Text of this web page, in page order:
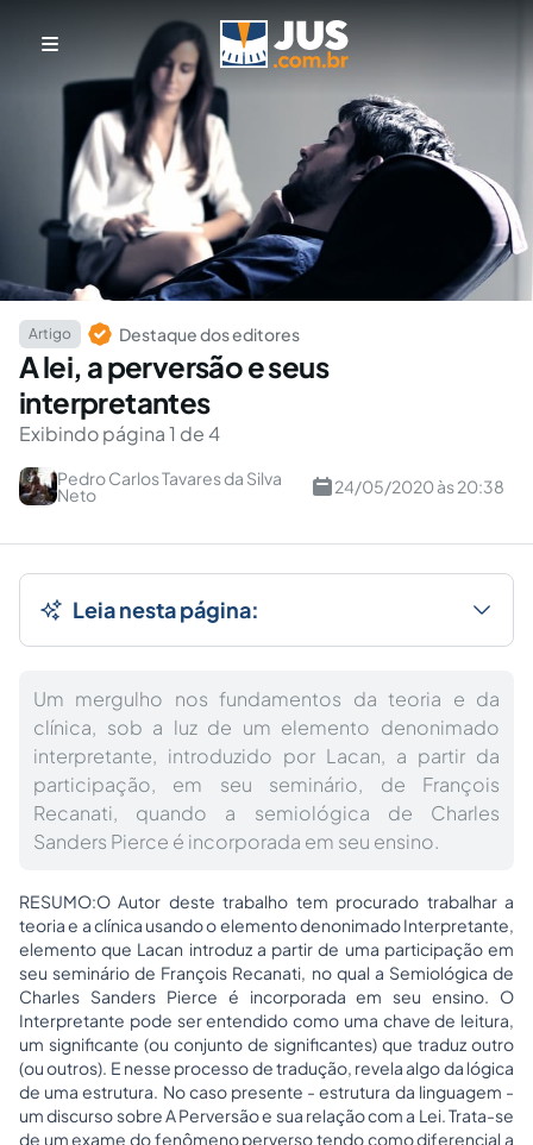
Artigo Destaque dos editores
A lei, a perversão e seus
interpretantes
Exibindo página 1 de 4
Pedro Carlos Tavares da Silva
Neto 24/05/2020 às 20:38
Leia nesta página:
Um mergulho nos fundamentos da teoria e da
clínica, sob a luz de um elemento denonimado
interpretante, introduzido por Lacan, a partir da
participação, em seu seminário, de François
Recanati, quando a semiológica de Charles
Sanders Pierce é incorporada em seu ensino.
RESUMO:O Autor deste trabalho tem procurado trabalhar a
teoria e a clínica usando o elemento denonimado Interpretante,
elemento que Lacan introduz a partir de uma participação em
seu seminário de François Recanati, no qual a Semiológica de
Charles Sanders Pierce é incorporada em seu ensino. O
Interpretante pode ser entendido como uma chave de leitura,
um significante (ou conjunto de significantes) que traduz outro
(ou outros). E nesse processo de tradução, revela algo da lógica
de uma estrutura. No caso presente - estrutura da linguagem -
um discurso sobre A Perversão e sua relação com a Lei. Trata-se
de um exame do fenômeno perverso tendo como diferencial a